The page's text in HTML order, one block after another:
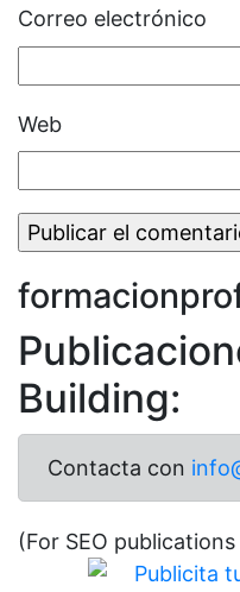
Correo electrónico
Web
Building:
Contacta con
(For SEO